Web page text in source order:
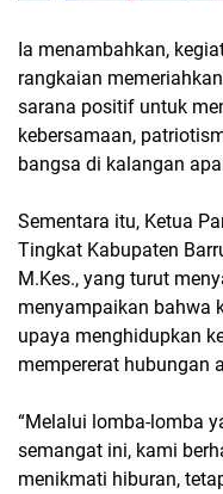
Ia menambahkan,
rangkaian
sarana positif untuk
kebersamaan,
bangsa di kalangan
Sementara itu, Ketua
Tingkat Kabupaten
M.Kes., yang turut
menyampaikan bahwa
upaya menghidupkan
mempererat hubungan
“Melalui lomba-lomba
semangat ini, kami
menikmati hiburan,